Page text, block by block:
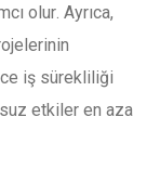
olur. Ayrıca,
iş sürekliliği
etkiler en aza